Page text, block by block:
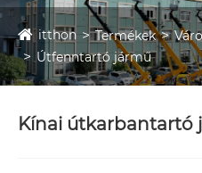
itthon Termékek
Útfenntartó jármű
Kínai útkarbantartó